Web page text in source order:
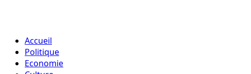
Accueil
Politique
Economie